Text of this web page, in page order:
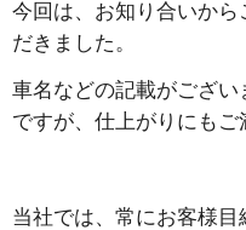
今回は、お知り合いか
だきました。
車名などの記載がござ
ですが、仕上がりにもご
当社では、常にお客様